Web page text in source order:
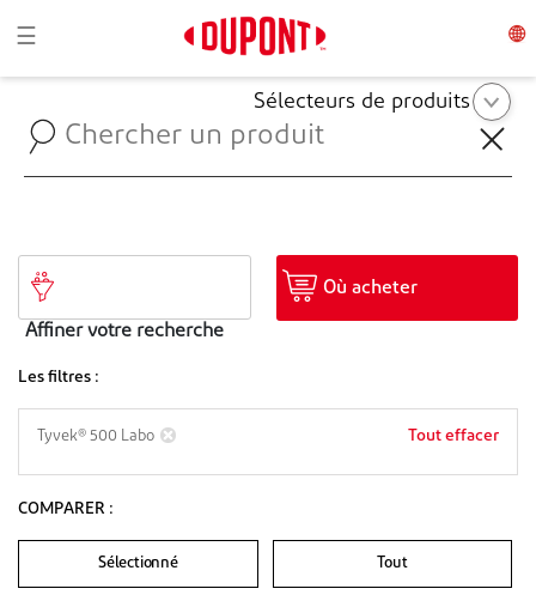
Toggle navigation
☰
Sélecteurs de produits
Affiner votre recherche
Où acheter
Les filtres :
Tyvek® 500 Labo Tout effacer
COMPARER :
Sélectionné Tout